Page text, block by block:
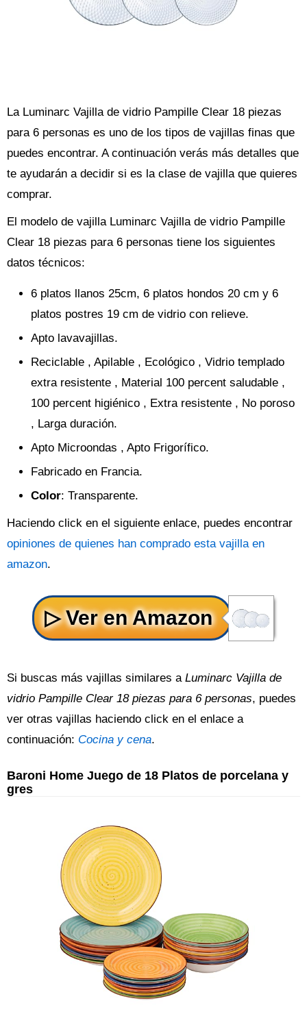
La Luminarc Vajilla de vidrio Pampille Clear 18 piezas
para 6 personas es uno de los tipos de vajillas finas que
puedes encontrar. A continuación verás más detalles que
te ayudarán a decidir si es la clase de vajilla que quieres
comprar.
El modelo de vajilla Luminarc Vajilla de vidrio Pampille
Clear 18 piezas para 6 personas tiene los siguientes
datos técnicos:
6 platos llanos 25cm, 6 platos hondos 20 cm y 6
platos postres 19 cm de vidrio con relieve.
Apto lavavajillas.
Reciclable , Apilable , Ecológico , Vidrio templado
extra resistente , Material 100 percent saludable ,
100 percent higiénico , Extra resistente , No poroso
, Larga duración.
Apto Microondas , Apto Frigorífico.
Fabricado en Francia.
Color: Transparente.
Haciendo click en el siguiente enlace, puedes encontrar
opiniones de quienes han comprado esta vajilla en
amazon.
Si buscas más vajillas similares a Luminarc Vajilla de
vidrio Pampille Clear 18 piezas para 6 personas, puedes
ver otras vajillas haciendo click en el enlace a
continuación: Cocina y cena.
Baroni Home Juego de 18 Platos de porcelana y
gres